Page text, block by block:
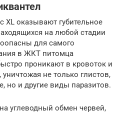
оказывают губительное
на любой стадии
для самого
в ЖКТ питомца
проникают в кровоток и
уничтожая не только глистов,
но и другие виды паразитов.
углеводный обмен червей,